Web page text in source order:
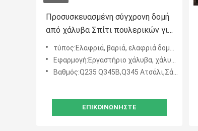
Προσυσκευασμένη σύγχρονη δομή
από χάλυβα Σπίτι πουλερικών για
τις κόρες που γεννούν αυγά
τύπος:Ελαφριά, βαριά, ελαφριά δομή χάλυβα, δομική αποθήκη χάλυβα, μεγάλη αποθήκη
Εφαρμογή:Εργαστήριο χάλυβα, χάλυβα κατασκευασμένο σπίτι, χάλυβα δομή αποθήκη, αποθήκη, αποθήκη
Βαθμός:Q235 Q345B,Q345 Ατσάλι,Σάντουιτς Πάνελ,Θερμοσυσταμένο Ατσάλι,G350
ΕΠΙΚΟΙΝΩΝΉΣΤΕ